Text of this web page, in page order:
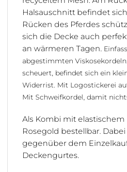
Halsauschnitt befindet
Rücken des Pferdes
sich die Decke auch
an wärmeren Tagen.
abgestimmten Viskosekordeln.
scheuert, befindet sich ein
Widerrist. Mit Logostickerei
Mit Schweifkordel, damit
Als Kombi mit
Rosegold bestellbar.
gegenüber dem
Deckengurtes.